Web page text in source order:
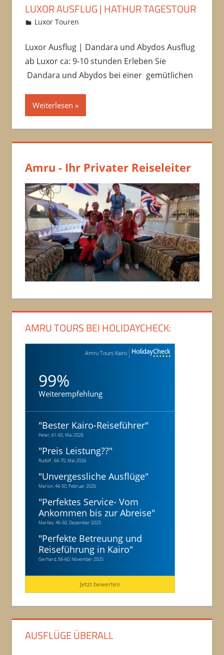
LUXOR AUSFLUG | HATHUR TAGESTOUR
12/10/2016
Amru
Luxor Touren
Luxor Ausflug | Dandara und Abydos Ausflug
ab Luxor ca: 9-10 stunden Erleben Sie
Dandara und Abydos bei einer gemütlichen
Weiterlesen
Amru - Ihr Privater Reiseleiter
AMRU TOURS BEI HOLIDAYCHECK:
Amru Tours Kairo
99%
Weiterempfehlung
"Bester Kairo-Reiseführer"
Peter, 61-65, Mai 2026
"Preis Leistung??"
Rudolf , 66-70, Mai 2026
"Unvergessliche Ausflüge"
Marion, 46-50, Februar 2026
"Perfektes Service- Vom
Ankommen bis zur Abreise"
Marlies, 46-50, Dezember 2025
"Perfekte Betreuung und
Reiseführung in Kairo"
Gerhard, 56-60, November 2025
Jetzt bewerten
AUSFLÜGE ÜBERALL